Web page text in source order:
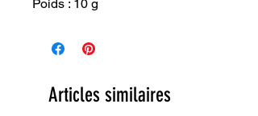
Poids : 10 g
Articles similaires